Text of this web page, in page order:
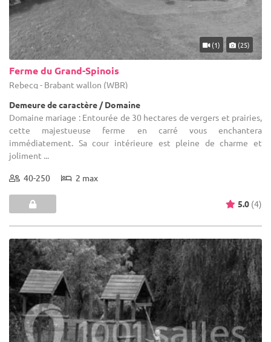
(1) (25)
Ferme du Grand-Spinois
Rebecq - Brabant wallon (WBR)
Demeure de caractère / Domaine
Domaine mariage : Entourée de 30 hectares de vergers et prairies,
cette majestueuse ferme en carré vous enchantera
immédiatement. Sa cour intérieure est pleine de charme et
joliment ...
40-250 2 max
5.0 (4)